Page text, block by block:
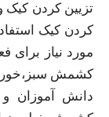
تزیین کردن
کردن کیک
مورد نیاز برای
کشمش
دانش آموزان و